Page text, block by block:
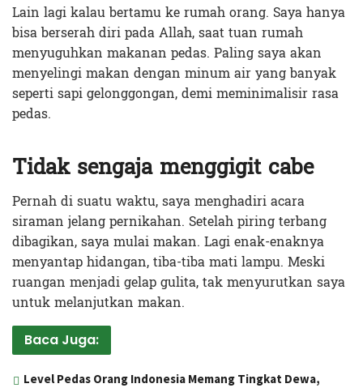
Lain lagi kalau bertamu ke rumah orang. Saya hanya
bisa berserah diri pada Allah, saat tuan rumah
menyuguhkan makanan pedas. Paling saya akan
menyelingi makan dengan minum air yang banyak
seperti sapi gelonggongan, demi meminimalisir rasa
pedas.
Tidak sengaja menggigit cabe
Pernah di suatu waktu, saya menghadiri acara
siraman jelang pernikahan. Setelah piring terbang
dibagikan, saya mulai makan. Lagi enak-enaknya
menyantap hidangan, tiba-tiba mati lampu. Meski
ruangan menjadi gelap gulita, tak menyurutkan saya
untuk melanjutkan makan.
Baca Juga:
Level Pedas Orang Indonesia Memang Tingkat Dewa,